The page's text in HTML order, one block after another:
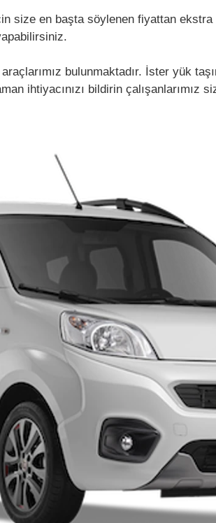
size en başta söylenen fiyattan
bulunmaktadır. İster yük
ihtiyacınızı bildirin çalışanlarımız